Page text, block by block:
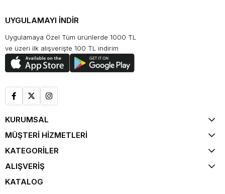
UYGULAMAYI İNDİR
Uygulamaya Özel Tüm ürünlerde 1000 TL
ve üzeri ilk alışverişte 100 TL indirim
KURUMSAL
MÜŞTERİ HİZMETLERİ
KATEGORİLER
ALIŞVERİŞ
KATALOG